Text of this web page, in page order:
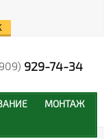
929-74-34
МОНТАЖ